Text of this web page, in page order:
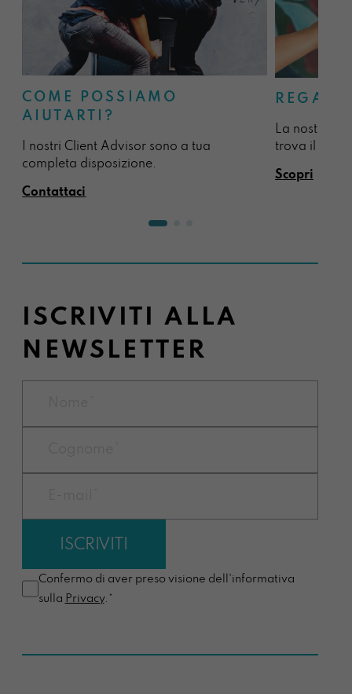
COME POSSIAMO
AIUTARTI?
I nostri Client Advisor sono a tua
completa disposizione.
Contattaci
La nostra
trova il
Scopri
ISCRIVITI ALLA
NEWSLETTER
Confermo di aver preso visione dell'informativa
sulla Privacy.*